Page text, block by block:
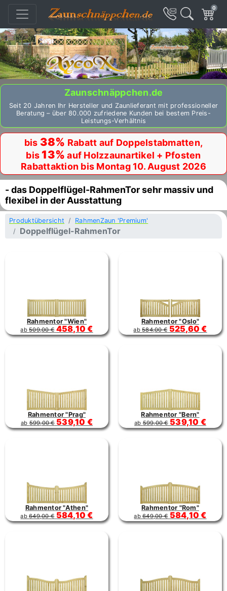
0
Zaunschnäppchen.de
Seit 20 Jahren Ihr Hersteller und Zaunlieferant mit professioneller
Beratung – über 80.000 zufriedene Kunden bei bestem Preis-
Leistungs-Verhältnis
bis 38% Rabatt auf Doppelstabmatten,
bis 13% auf Holzzaunartikel + Pfosten
Rabattaktion bis Montag 10. August 2026
- das Doppelflügel-RahmenTor sehr massiv und
flexibel in der Ausstattung
Produktübersicht RahmenZaun 'Premium'
Doppelflügel-RahmenTor
Rahmentor "Wien"
ab509,00 € 458,10 €
Rahmentor "Oslo"
ab584,00 € 525,60 €
Rahmentor "Prag"
ab599,00 € 539,10 €
Rahmentor "Bern"
ab599,00 € 539,10 €
Rahmentor "Athen"
ab649,00 € 584,10 €
Rahmentor "Rom"
ab649,00 € 584,10 €